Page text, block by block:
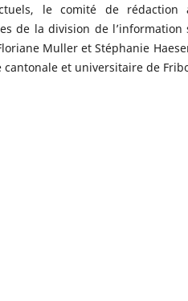
le comité de rédaction
de la division de l’information
Muller et Stéphanie
cantonale et universitaire de